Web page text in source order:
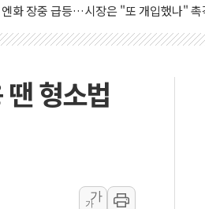
반도체주 프리뷰...美 고용 쇼크에 반도
, 美 고용 쇼크에 금리 인상 우려 후퇴…
니파 3개국, 공동방위협정 체결
전 특징주...아틀라시안·클라우드플레
와 MOU… "6·25 미군 실종자 7359명
, 대한민국 다음 100년 밑거름…수도권
형소법
가
가